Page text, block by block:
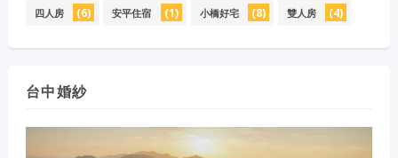
四人房 (6) 安平住宿 (1) 小橋好宅 (8) 雙人房 (4)
台中婚紗